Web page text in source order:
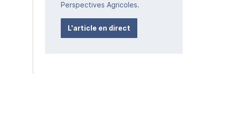
Perspectives Agricoles.
L'article en direct